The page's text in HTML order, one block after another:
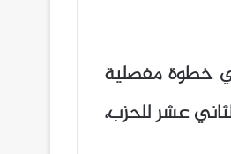
التركية، في خطوة مفصلية
1984. جاء القرار خلال المؤتمر الثاني عشر للحزب،